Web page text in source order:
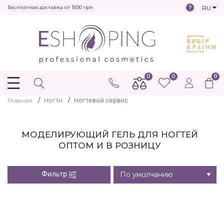
Бесплатная доставка от 1500 грн RU
0
0 0
Главная Ногти Ногтевой сервис
МОДЕЛИРУЮЩИЙ ГЕЛЬ ДЛЯ НОГТЕЙ
ОПТОМ И В РОЗНИЦУ
Фильтр